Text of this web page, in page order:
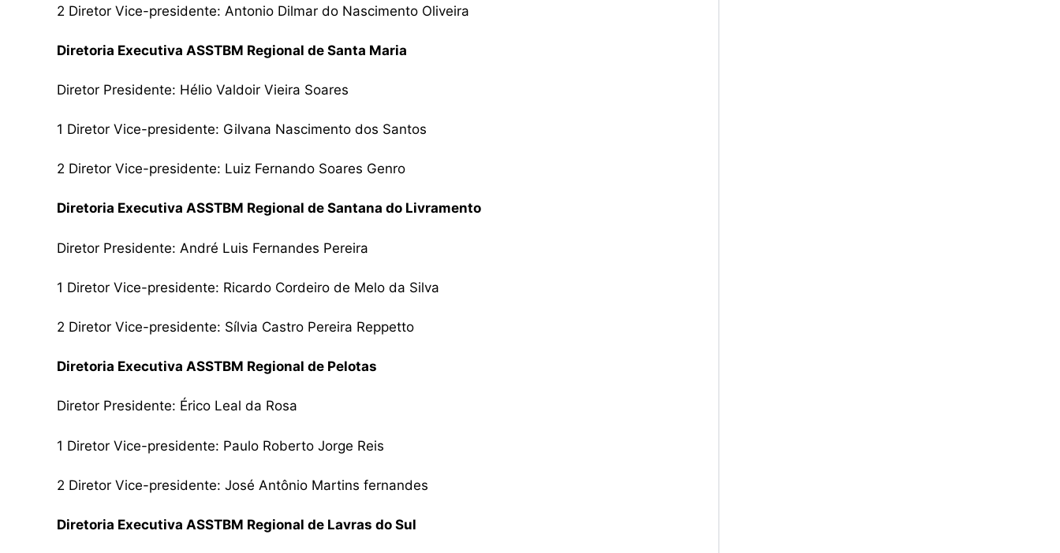
2 Diretor Vice-presidente: Antonio Dilmar do Nascimento Oliveira
Diretoria Executiva ASSTBM Regional de Santa Maria
Diretor Presidente: Hélio Valdoir Vieira Soares
1 Diretor Vice-presidente: Gilvana Nascimento dos Santos
2 Diretor Vice-presidente: Luiz Fernando Soares Genro
Diretoria Executiva ASSTBM Regional de Santana do Livramento
Diretor Presidente: André Luis Fernandes Pereira
1 Diretor Vice-presidente: Ricardo Cordeiro de Melo da Silva
2 Diretor Vice-presidente: Sílvia Castro Pereira Reppetto
Diretoria Executiva ASSTBM Regional de Pelotas
Diretor Presidente: Érico Leal da Rosa
1 Diretor Vice-presidente: Paulo Roberto Jorge Reis
2 Diretor Vice-presidente: José Antônio Martins fernandes
Diretoria Executiva ASSTBM Regional de Lavras do Sul